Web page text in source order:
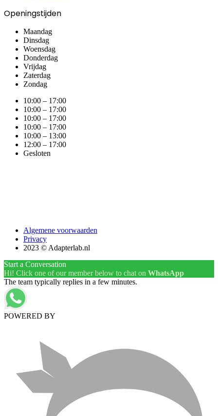
Openingstijden
Maandag
Dinsdag
Woensdag
Donderdag
Vrijdag
Zaterdag
Zondag
10:00 – 17:00
10:00 – 17:00
10:00 – 17:00
10:00 – 17:00
10:00 – 13:00
12:00 – 17:00
Gesloten
Algemene voorwaarden
Privacy
2023 © Adapterlab.nl
Start a Conversation
Hi! Click one of our member below to chat on WhatsApp
The team typically replies in a few minutes.
POWERED BY